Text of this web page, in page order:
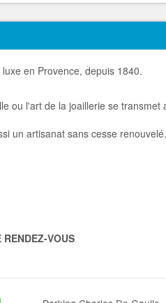
en Provence, depuis 1840.
ou l'art de la joaillerie se transmet
un artisanat sans cesse renouvelé.
VOUS